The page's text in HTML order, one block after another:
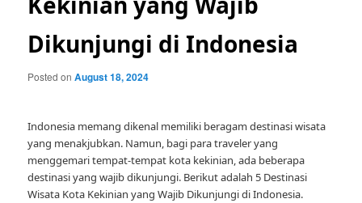
Dikunjungi di Indonesia
Posted onAugust 18, 2024
Indonesia memang dikenal memiliki beragam destinasi wisata
yang menakjubkan. Namun, bagi para traveler yang
menggemari tempat-tempat kota kekinian, ada beberapa
destinasi yang wajib dikunjungi. Berikut adalah 5 Destinasi
Wisata Kota Kekinian yang Wajib Dikunjungi di Indonesia.